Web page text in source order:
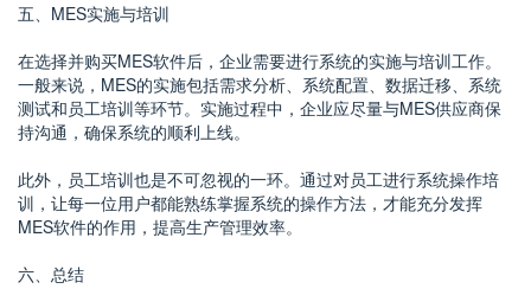
五、MES实施与培训
在选择并购买MES软件后，企业需要进行系统的实施与培训工作。
一般来说，MES的实施包括需求分析、系统配置、数据迁移、系统
测试和员工培训等环节。实施过程中，企业应尽量与MES供应商保
持沟通，确保系统的顺利上线。
此外，员工培训也是不可忽视的一环。通过对员工进行系统操作培
训，让每一位用户都能熟练掌握系统的操作方法，才能充分发挥
MES软件的作用，提高生产管理效率。
六、总结